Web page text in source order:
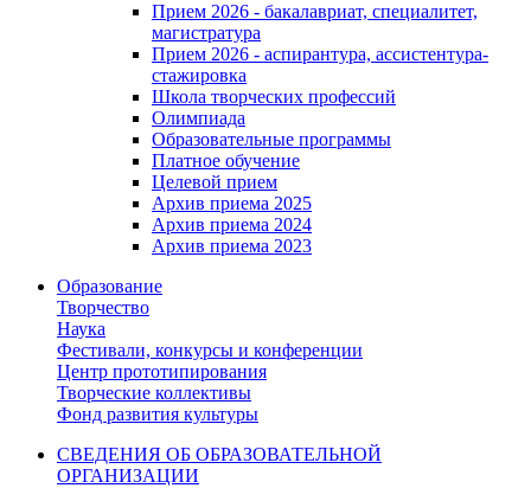
Прием 2026 - бакалавриат, специалитет,
магистратура
Прием 2026 - аспирантура, ассистентура-
стажировка
Школа творческих профессий
Олимпиада
Образовательные программы
Платное обучение
Целевой прием
Архив приема 2025
Архив приема 2024
Архив приема 2023
Образование
Творчество
Наука
Фестивали, конкурсы и конференции
Центр прототипирования
Творческие коллективы
Фонд развития культуры
СВЕДЕНИЯ ОБ ОБРАЗОВАТЕЛЬНОЙ
ОРГАНИЗАЦИИ